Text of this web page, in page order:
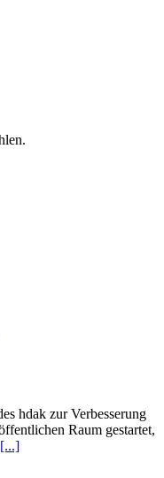
hdak zur Verbesserung
Raum gestartet,
[...]